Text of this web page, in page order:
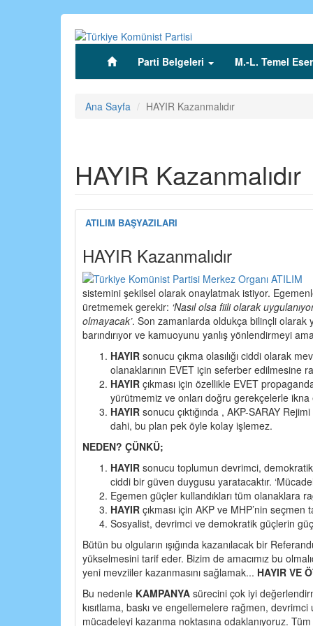
(current)Parti Belgeleri M.-L. Temel
Ana Sayfa HAYIR Kazanmalıdır
HAYIR Kazanmalıdır
ATILIM BAŞYAZILARI
HAYIR Kazanmalıdır
sistemini şekilsel olarak onaylatmak istiyor.
üretmemek gerekir: ‘Nasıl olsa fiili olarak
olmayacak’. Son zamanlarda oldukça bilinçli olarak
barındırıyor ve kamuoyunu yanlış yönlendirmeyi
HAYIR sonucu çıkma olasılığı ciddi olarak
olanaklarının EVET için seferber edilmesine
HAYIR çıkması için özellikle EVET
yürütmemiz ve onları doğru gerekçelerle
HAYIR sonucu çıktığında , AKP-SARAY Rejimi
dahi, bu plan pek öyle kolay işlemez.
NEDEN? ÇÜNKÜ;
HAYIR sonucu toplumun devrimci,
ciddi bir güven duygusu yaratacaktır.
Egemen güçler kullandıkları tüm olanaklara
HAYIR çıkması için AKP ve MHP’nin seçmen
Sosyalist, devrimci ve demokratik güçlerin
Bütün bu olguların ışığında kazanılacak bir
yükselmesini tarif eder. Bizim de amacımız bu
yeni mevziiler kazanmasını sağlamak... HAYIR VE
Bu nedenle KAMPANYA sürecini çok iyi
kısıtlama, baskı ve engellemelere rağmen, devrimci
mücadeleyi kazanma noktasına odaklanıyoruz.